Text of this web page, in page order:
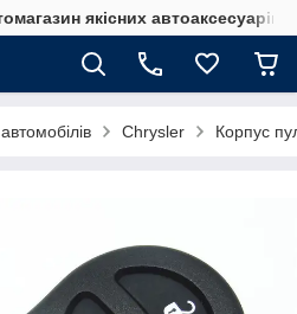
якісних автоаксесуарів
Chrysler Корпус